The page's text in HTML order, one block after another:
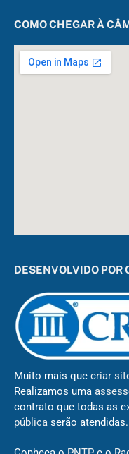
COMO CHEGAR À
DESENVOLVIDO POR
Muito mais que criar
Realizamos uma
contrato que todas as
pública serão atendidas.